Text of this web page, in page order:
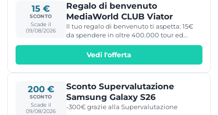
15 €
SCONTO
Scade il
09/08/2026
Regalo di benvenuto
MediaWorld CLUB Viator
Il tuo regalo di benvenuto ti aspetta: 15€
da spendere in oltre 400.000 tour ed
esperienze di viaggio in tutto il mondo.
Vedi l'offerta
200 €
SCONTO
Scade il
09/08/2026
Sconto Supervalutazione
Samsung Galaxy S26
-300€ grazie alla Supervalutazione